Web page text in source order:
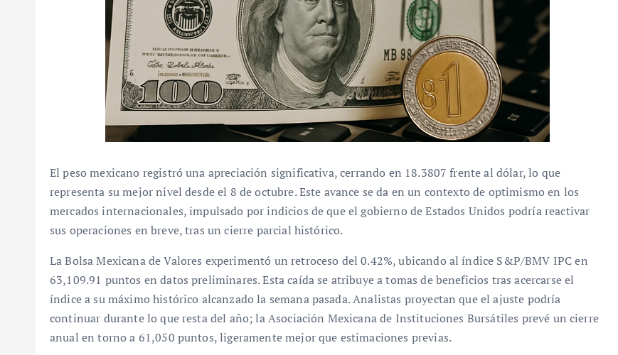
El peso mexicano registró una apreciación significativa, cerrando en 18.3807 frente al dólar, lo que
representa su mejor nivel desde el 8 de octubre. Este avance se da en un contexto de optimismo en los
mercados internacionales, impulsado por indicios de que el gobierno de Estados Unidos podría reactivar
sus operaciones en breve, tras un cierre parcial histórico.
La Bolsa Mexicana de Valores experimentó un retroceso del 0.42%, ubicando al índice S&P/BMV IPC en
63,109.91 puntos en datos preliminares. Esta caída se atribuye a tomas de beneficios tras acercarse el
índice a su máximo histórico alcanzado la semana pasada. Analistas proyectan que el ajuste podría
continuar durante lo que resta del año; la Asociación Mexicana de Instituciones Bursátiles prevé un cierre
anual en torno a 61,050 puntos, ligeramente mejor que estimaciones previas.